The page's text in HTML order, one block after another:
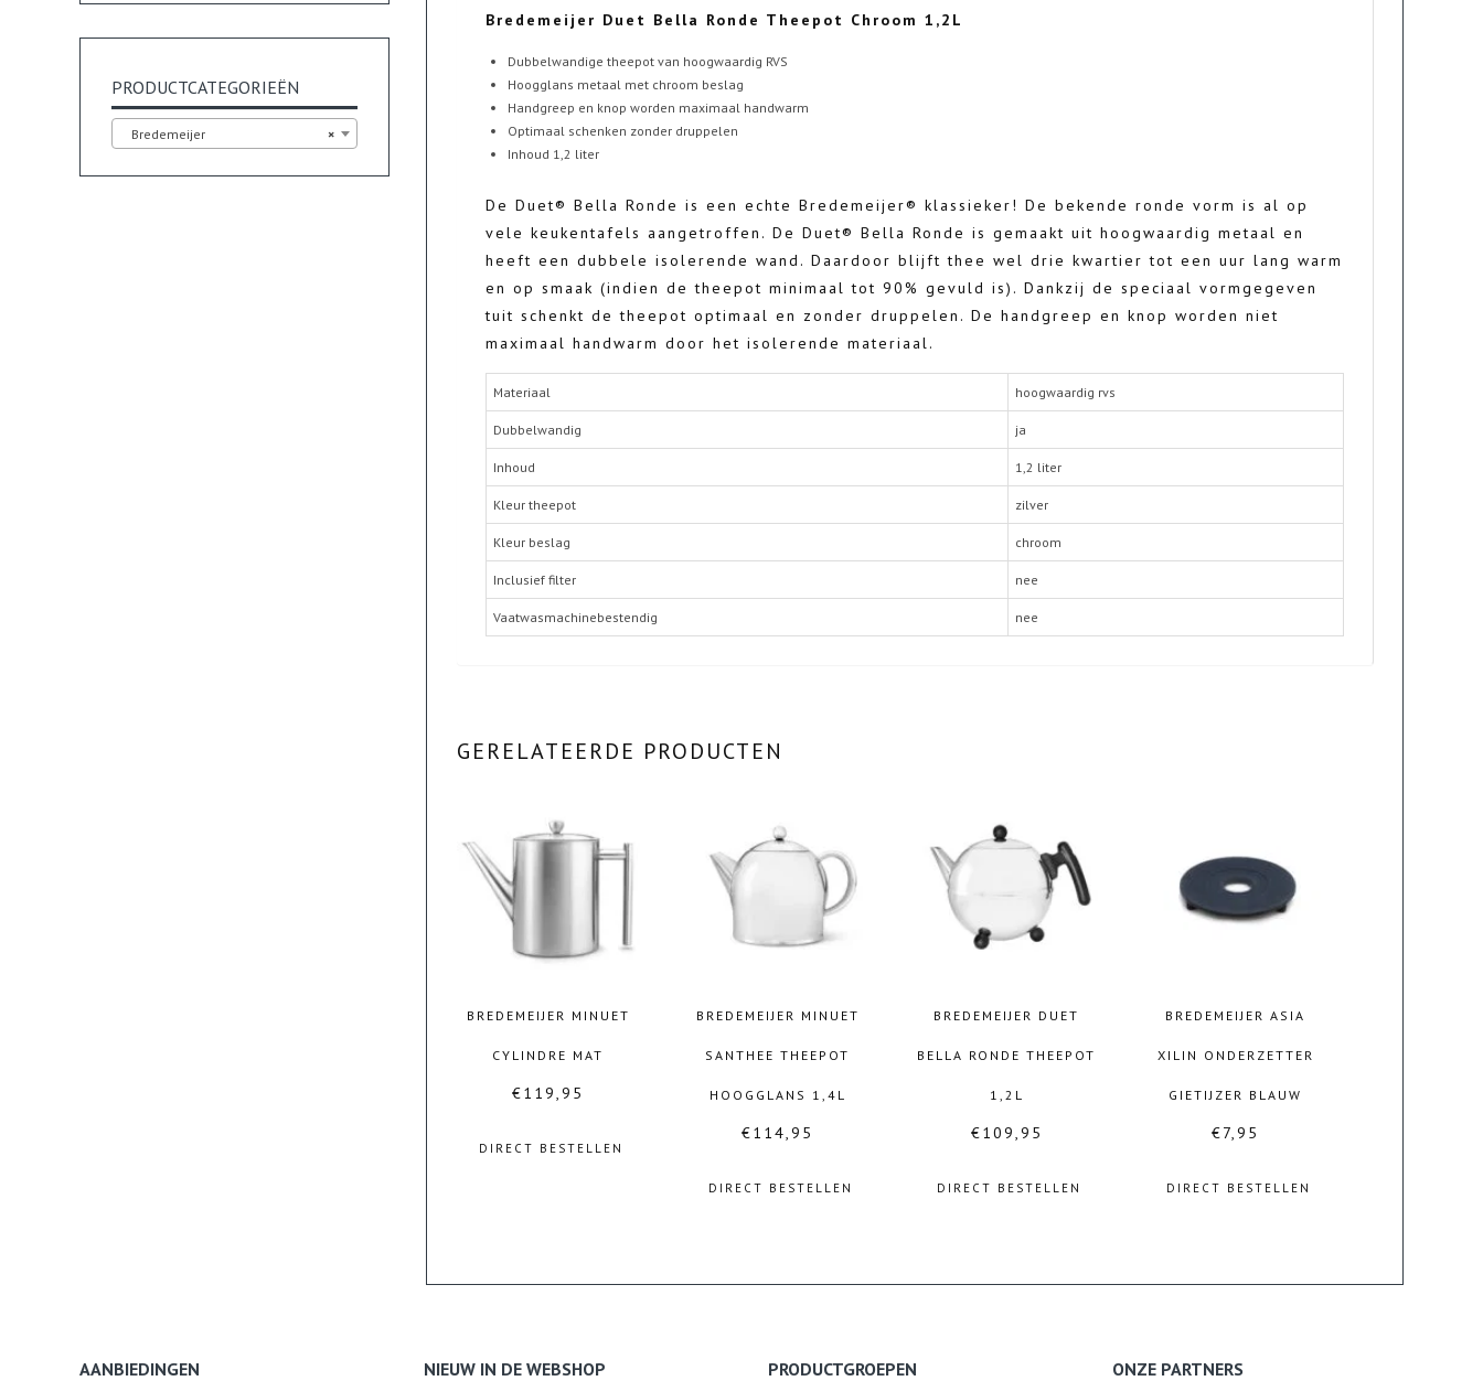
Bredemeijer Duet Bella Ronde Theepot Chroom 1,2L
Dubbelwandige theepot van hoogwaardig RVS
Hoogglans metaal met chroom beslag
Handgreep en knop worden maximaal handwarm
Optimaal schenken zonder druppelen
Inhoud 1,2 liter
De Duet® Bella Ronde is een echte Bredemeijer® klassieker! De bekende ronde vorm is al op
vele keukentafels aangetroffen. De Duet® Bella Ronde is gemaakt uit hoogwaardig metaal en
heeft een dubbele isolerende wand. Daardoor blijft thee wel drie kwartier tot een uur lang warm
en op smaak (indien de theepot minimaal tot 90% gevuld is). Dankzij de speciaal vormgegeven
tuit schenkt de theepot optimaal en zonder druppelen. De handgreep en knop worden niet
maximaal handwarm door het isolerende materiaal.
Materiaal hoogwaardig rvs
Dubbelwandig ja
Inhoud 1,2 liter
Kleur theepot zilver
Kleur beslag chroom
Inclusief filter nee
Vaatwasmachinebestendig nee
GERELATEERDE PRODUCTEN
BREDEMEIJER MINUET
CYLINDRE MAT
€119,95
DIRECT BESTELLEN
BREDEMEIJER MINUET
SANTHEE THEEPOT
HOOGGLANS 1,4L
€114,95
DIRECT BESTELLEN
BREDEMEIJER DUET
BELLA RONDE THEEPOT
1,2L
€109,95
DIRECT BESTELLEN
BREDEMEIJER ASIA
XILIN ONDERZETTER
GIETIJZER BLAUW
€7,95
DIRECT BESTELLEN
PRODUCTCATEGORIEËN
×
Bredemeijer
AANBIEDINGEN NIEUW IN DE WEBSHOP PRODUCTGROEPEN ONZE PARTNERS